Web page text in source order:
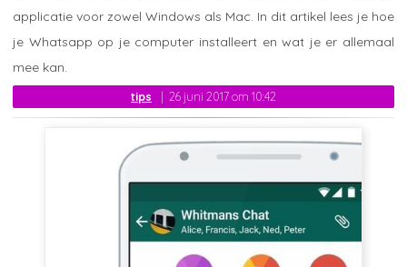
tips 26 juni 2017 om 10:42
applicatie voor zowel Windows als Mac. In dit artikel lees je hoe
je Whatsapp op je computer installeert en wat je er allemaal
mee kan.